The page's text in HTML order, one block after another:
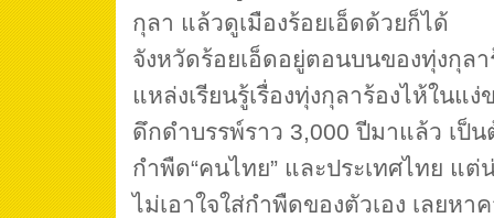
กุลา แล้วดูเมืองร้อยเอ็ดด้วยก็ได้
จังหวัดร้อยเอ็ดอยู่ตอนบนของทุ่งกุลา
แหล่งเรียนรู้เรื่องทุ่งกุลาร้องไห้ในแง่
ดึกดำบรรพ์ราว 3,000 ปีมาแล้ว เป็น
กำพืด“คนไทย” และประเทศไทย แต่
ไม่เอาใจใส่กำพืดของตัวเอง เลยห